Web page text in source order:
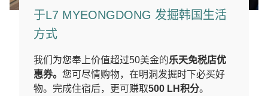
于L7 MYEONGDONG 发掘韩国生活
方式
我们为您奉上价值超过50美金的乐天免税店优
惠券。 您可尽情购物，在明洞发掘时下必买好
物。完成住宿后，更可赚取500 LH积分。